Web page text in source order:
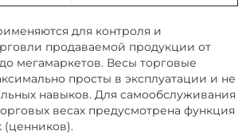
для контроля и
продаваемой продукции от
мегамаркетов. Весы торговые
просты в эксплуатации и не
навыков. Для самообслуживания
весах предусмотрена функция
(ценников).